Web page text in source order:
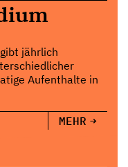
jährlich
Aufenthalte in
MEHR